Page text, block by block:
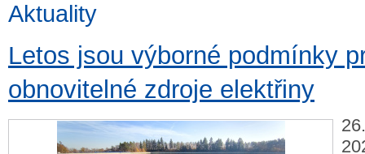
Aktuality
Letos jsou výborné podmínky
obnovitelné zdroje elektřiny